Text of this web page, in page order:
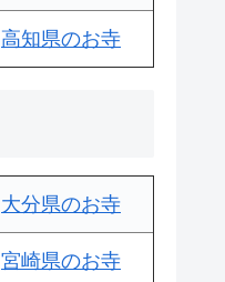
高知県のお寺
大分県のお寺
宮崎県のお寺